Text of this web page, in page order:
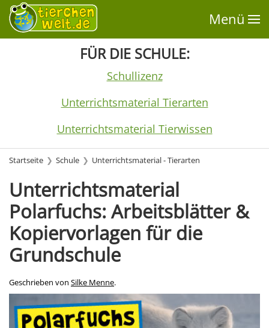
Menü
FÜR DIE SCHULE:
Schullizenz
Unterrichtsmaterial Tierarten
Unterrichtsmaterial Tierwissen
Startseite Schule Unterrichtsmaterial - Tierarten
Unterrichtsmaterial
Polarfuchs: Arbeitsblätter &
Kopiervorlagen für die
Grundschule
Geschrieben von Silke Menne.